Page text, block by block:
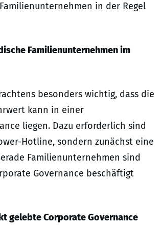
in der Regel
Familienunternehmen im
besonders wichtig, dass die
kann in einer
liegen. Dazu erforderlich sind
Hotline, sondern zunächst eine
Familienunternehmen sind
Governance beschäftigt
gelebte Corporate Governance